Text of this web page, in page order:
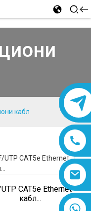
кабл
CAT5e Ethernet
кабл...